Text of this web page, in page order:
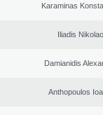
Karaminas
Iliadis
Damianidis
Anthopoulos